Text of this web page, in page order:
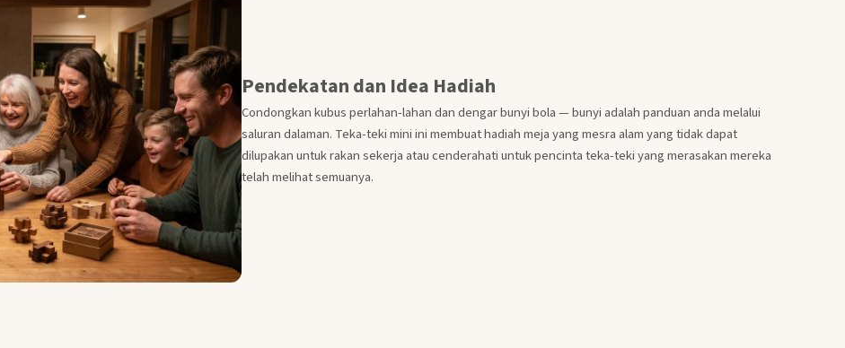
Pendekatan dan Idea Hadiah
Condongkan kubus perlahan-lahan dan dengar bunyi bola — bunyi adalah panduan anda melalui
saluran dalaman. Teka-teki mini ini membuat hadiah meja yang mesra alam yang tidak dapat
dilupakan untuk rakan sekerja atau cenderahati untuk pencinta teka-teki yang merasakan mereka
telah melihat semuanya.